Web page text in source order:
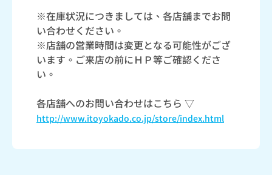
※在庫状況につきましては、各店舗までお問
い合わせください。
※店舗の営業時間は変更となる可能性がござ
います。ご来店の前にＨＰ等ご確認くださ
い。
各店舗へのお問い合わせはこちら ▽
http://www.itoyokado.co.jp/store/index.html